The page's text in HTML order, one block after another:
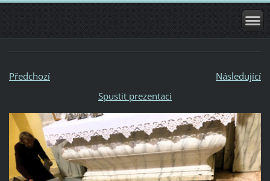
Předchozí
Následující
Spustit prezentaci